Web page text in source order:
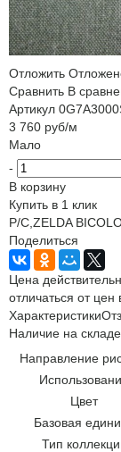
Отложить
Сравнить В
Артикул
3 760 руб/м
Мало
-
В корзину
Купить в 1 клик
P/C,ZELDA
Поделиться
Цена
отличаться от
Характеристики
Наличие на складе
Направление
Цвет
Базовая
Тип